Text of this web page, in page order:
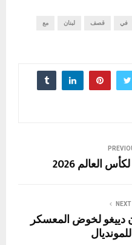
في قصف لبنان مع
العالم 2026
دييغو لخوض المعسكر